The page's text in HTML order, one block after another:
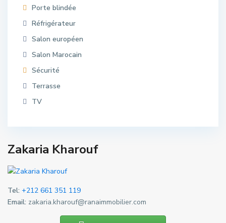
Porte blindée
Réfrigérateur
Salon européen
Salon Marocain
Sécurité
Terrasse
TV
Zakaria Kharouf
Tel: +212 661 351 119
Email: zakaria.kharouf@ranaimmobilier.com